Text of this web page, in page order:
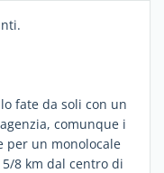
fate da soli con un
comunque i
per un monolocale
8 km dal centro di